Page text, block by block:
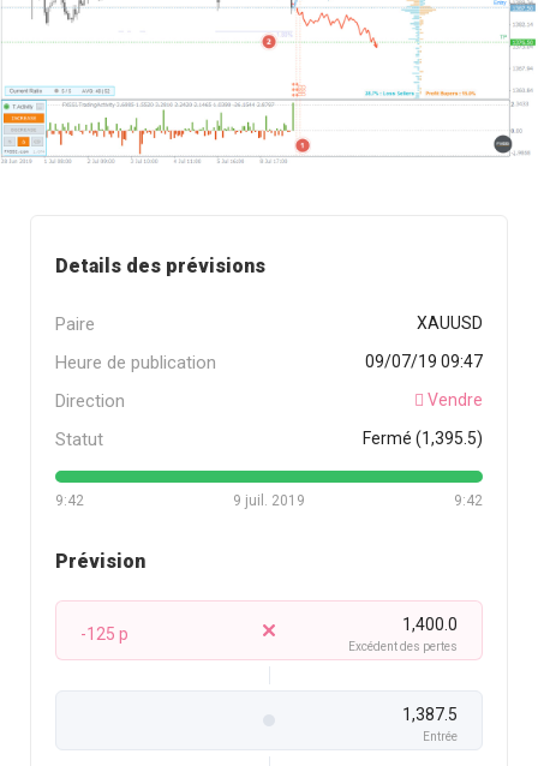
Details des prévisions
Paire XAUUSD
Heure de publication 09/07/19 09:47
Direction Vendre
Statut Fermé (1,395.5)
9:42 9:42
9 juil. 2019
Prévision
-125 p 1,400.0
Excédent des pertes
1,387.5
Entrée